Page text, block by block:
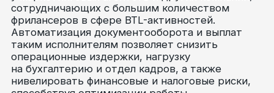
Контакты
Москва, 1-я Тверская-Ямская улица,
23, стр. 1
+7(495)799-00-82 hello@qugo.ru